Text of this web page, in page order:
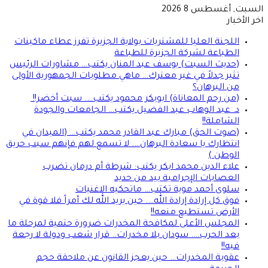
السبت, أغسطس 8 2026
اخر الأخبار
اللجنة العليا للمشتريات بولاية الجزيرة تفرز عطاء ماكينات
الطباعة لشركة الجزيرة للطباعة
(حديث السبت) يوسف عبد المنان يكتب… مشاورات الرئيس
تثير جدلاً في غير معترك… ماهي مطلوبات الجمهورية الأولى
من البرهان؟
(من رحم المعاناة) ابوبكر محمود يكتب…. سبت أخضر!!
د. عبد الوهاب عبد الفضيل يكتب… الجامعات والجودة
الشاملة!!
(صوت الحق) مبارك عبد القادر محمد يكتب… (الميدان في
انتظارك يا سعادة البرهان…. لا تسمع لهم فإنهم سبب حريق
الوطن )
علاء الدين محمد ابكر يكتب: شرطة أم درمان تضرب
العصابات الإجرامية بيد من حديد
سلوى أحمد موية تكتب… ماتحكيه الاغنيات
فوق كل إرادة إرادة الله…. حين يريد الله لك أمراً فلا قوة في
الأرض تستطيع منعه!!
المجلس الأعلى لمكافحة المخدرات ضرورة حتمية لمرحلة ما
بعد الحرب…. سودان بلا مخدرات.. قرار شعب ودولة لا رجعة
فيه!!
عقوبة المخدرات… حين يعجز القانون عن ملاحقة حجم